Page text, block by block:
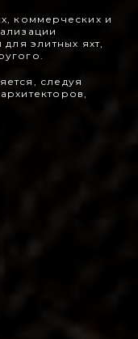
коммерческих и
элитных яхт,
следуя